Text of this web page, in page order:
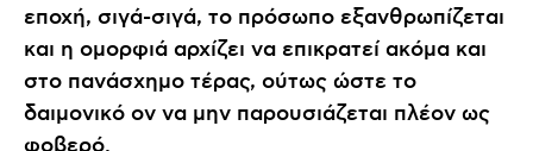
εποχή, σιγά-σιγά, το πρόσωπο εξανθρωπίζεται
και η ομορφιά αρχίζει να επικρατεί ακόμα και
στο πανάσχημο τέρας, ούτως ώστε το
δαιμονικό ον να μην παρουσιάζεται πλέον ως
φοβερό.